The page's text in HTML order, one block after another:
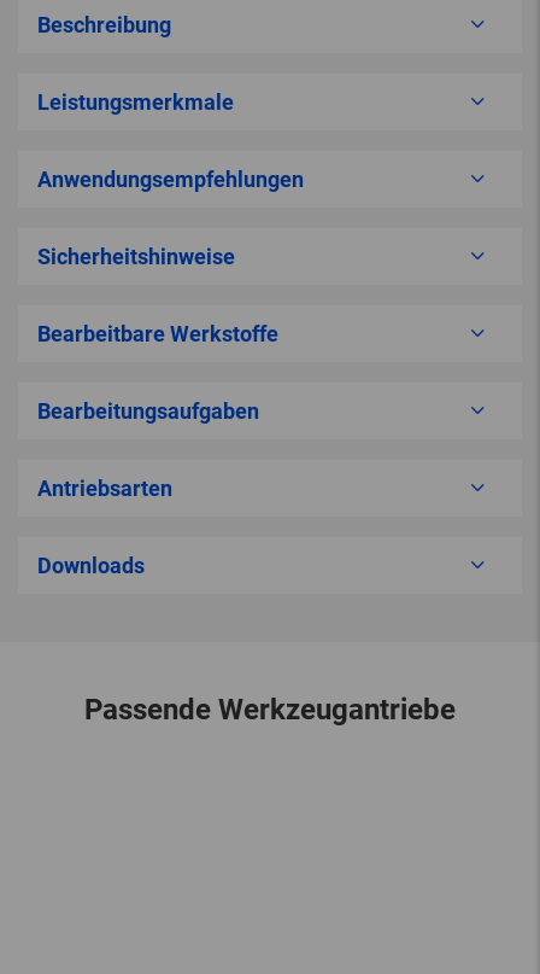
Beschreibung
Leistungsmerkmale
Anwendungsempfehlungen
Sicherheitshinweise
Bearbeitbare Werkstoffe
Bearbeitungsaufgaben
Antriebsarten
Downloads
Passende Werkzeugantriebe